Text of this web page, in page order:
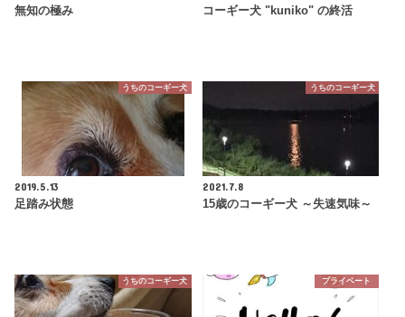
無知の極み
コーギー犬 "kuniko" の終活
うちのコーギー犬
2019.5.13
足踏み状態
うちのコーギー犬
2021.7.8
15歳のコーギー犬 ～失速気味～
うちのコーギー犬 プライベート